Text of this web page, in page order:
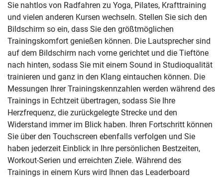
Sie nahtlos von Radfahren zu Yoga, Pilates, Krafttraining
und vielen anderen Kursen wechseln. Stellen Sie sich den
Bildschirm so ein, dass Sie den größtmöglichen
Trainingskomfort genießen können. Die Lautsprecher sind
auf dem Bildschirm nach vorne gerichtet und die Tieftöne
nach hinten, sodass Sie mit einem Sound in Studioqualität
trainieren und ganz in den Klang eintauchen können. Die
Messungen Ihrer Trainingskennzahlen werden während des
Trainings in Echtzeit übertragen, sodass Sie Ihre
Herzfrequenz, die zurückgelegte Strecke und den
Widerstand immer im Blick haben. Ihren Fortschritt können
Sie über den Touchscreen ebenfalls verfolgen und Sie
haben jederzeit Einblick in Ihre persönlichen Bestzeiten,
Workout-Serien und erreichten Ziele. Während des
Trainings in einem Kurs wird Ihnen das Leaderboard